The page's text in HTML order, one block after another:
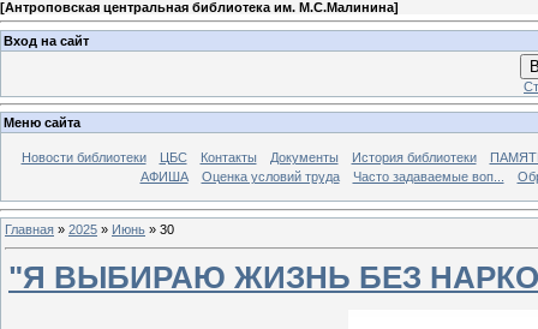
[Антроповская центральная библиотека им. М.С.Малинина]
Вход на сайт
Меню сайта
Новости библиотеки ЦБС Контакты Документы История библиотеки
АФИША
Оценка условий труда Часто задаваемые воп...
Главная » 2025 » Июнь » 30
"Я ВЫБИРАЮ ЖИЗНЬ БЕЗ